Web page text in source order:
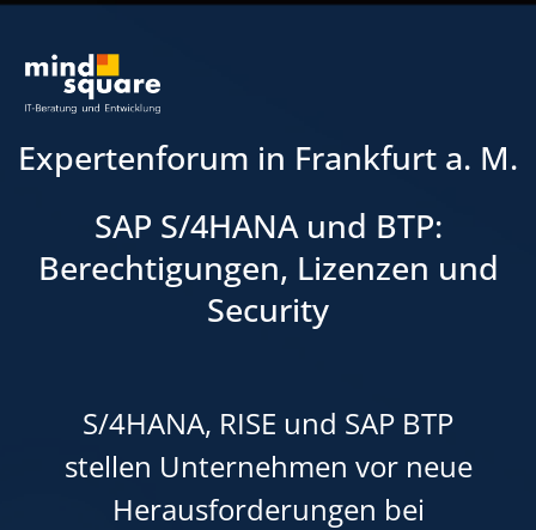
Expertenforum in Frankfurt a. M.
SAP S/4HANA und BTP:
Berechtigungen, Lizenzen und
Security
S/4HANA, RISE und SAP BTP
stellen Unternehmen vor neue
Herausforderungen bei